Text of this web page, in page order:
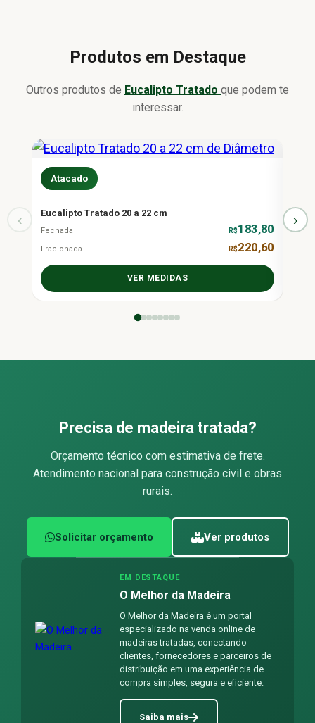
Produtos em Destaque
Outros produtos de Eucalipto Tratado que podem te
interessar.
‹
Atacado
Eucalipto Tratado 20 a 22 cm
Fechada R$183,80
Fracionada R$220,60
VER MEDIDAS
›
Precisa de madeira tratada?
Orçamento técnico com estimativa de frete.
Atendimento nacional para construção civil e obras
rurais.
Solicitar orçamento Ver produtos
EM DESTAQUE
O Melhor da Madeira
O Melhor da Madeira é um portal
especializado na venda online de
madeiras tratadas, conectando
clientes, fornecedores e parceiros de
distribuição em uma experiência de
compra simples, segura e eficiente.
Saiba mais